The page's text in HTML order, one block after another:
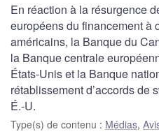
En réaction à la résurgence
européens du financement à
américains, la Banque du
la Banque centrale
États-Unis et la Banque
rétablissement d’accords de
É.-U.
Type(s) de contenu : Médias,